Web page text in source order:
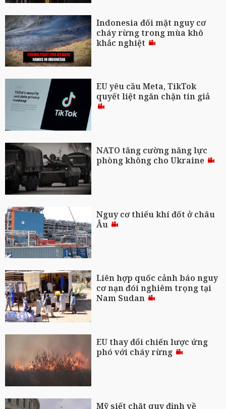
Indonesia đối mặt nguy cơ
cháy rừng trong mùa khô
khắc nghiệt
EU yêu cầu Meta, TikTok
quyết liệt ngăn chặn tin giả
NATO tăng cường năng lực
phòng không cho Ukraine
Nguy cơ thiếu khí đốt ở châu
Âu
Liên hợp quốc cảnh báo nguy
cơ nạn đói nghiêm trọng tại
Nam Sudan
EU thay đổi chiến lược ứng
phó với cháy rừng
Mỹ siết chặt quy định về